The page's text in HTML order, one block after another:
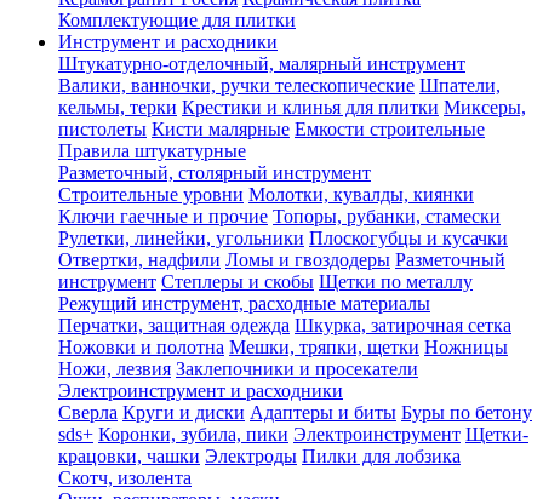
Комплектующие для плитки
Инструмент и расходники
Штукатурно-отделочный, малярный инструмент
Валики, ванночки, ручки телескопические Шпатели,
кельмы, терки Крестики и клинья для плитки Миксеры,
пистолеты Кисти малярные Емкости строительные
Правила штукатурные
Разметочный, столярный инструмент
Строительные уровни Молотки, кувалды, киянки
Ключи гаечные и прочие Топоры, рубанки, стамески
Рулетки, линейки, угольники Плоскогубцы и кусачки
Отвертки, надфили Ломы и гвоздодеры Разметочный
инструмент Степлеры и скобы Щетки по металлу
Режущий инструмент, расходные материалы
Перчатки, защитная одежда Шкурка, затирочная сетка
Ножовки и полотна Мешки, тряпки, щетки Ножницы
Ножи, лезвия Заклепочники и просекатели
Электроинструмент и расходники
Сверла Круги и диски Адаптеры и биты Буры по бетону
sds+ Коронки, зубила, пики Электроинструмент Щетки-
крацовки, чашки Электроды Пилки для лобзика
Скотч, изолента